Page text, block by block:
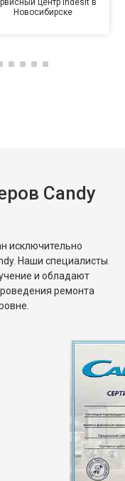
центр Indesit в
Новосибирске
Candy
исключительно
Наши специалисты
и обладают
ремонта